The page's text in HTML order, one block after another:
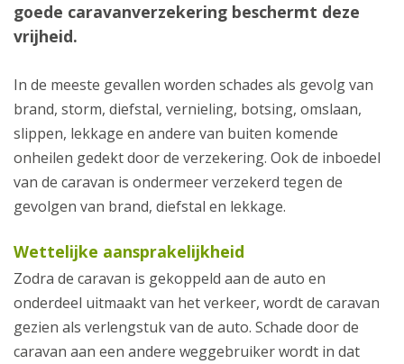
goede caravanverzekering beschermt deze
vrijheid.
In de meeste gevallen worden schades als gevolg van
brand, storm, diefstal, vernieling, botsing, omslaan,
slippen, lekkage en andere van buiten komende
onheilen gedekt door de verzekering. Ook de inboedel
van de caravan is ondermeer verzekerd tegen de
gevolgen van brand, diefstal en lekkage.
Wettelijke aansprakelijkheid
Zodra de caravan is gekoppeld aan de auto en
onderdeel uitmaakt van het verkeer, wordt de caravan
gezien als verlengstuk van de auto. Schade door de
caravan aan een andere weggebruiker wordt in dat